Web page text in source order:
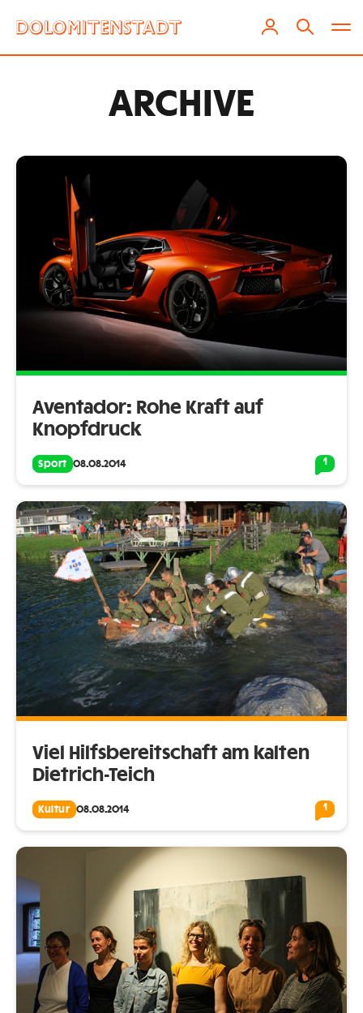
ARCHIVE
Aventador: Rohe Kraft auf
Knopfdruck
Sport 08.08.2014 1
Viel Hilfsbereitschaft am kalten
Dietrich-Teich
Kultur 08.08.2014 1